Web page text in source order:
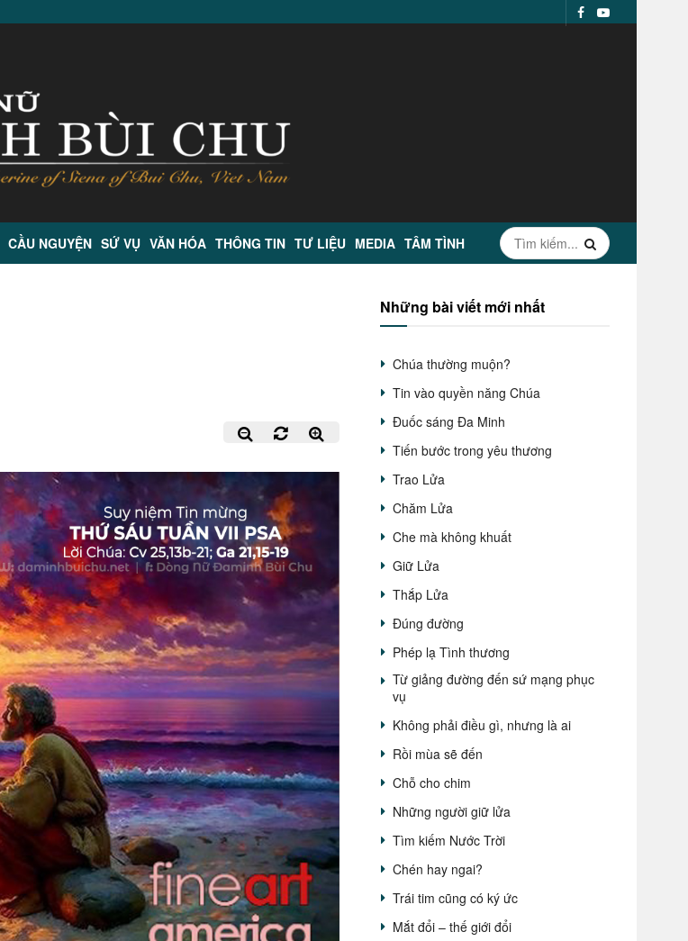
CẦU NGUYỆN SỨ VỤ VĂN HÓA THÔNG TIN TƯ LIỆU MEDIA TÂM TÌNH
Những bài viết mới nhất
Chúa thường muộn?
Tin vào quyền năng Chúa
Đuốc sáng Đa Minh
Tiến bước trong yêu thương
Trao Lửa
Chăm Lửa
Che mà không khuất
Giữ Lửa
Thắp Lửa
Đúng đường
Phép lạ Tình thương
Từ giảng đường đến sứ mạng phục
vụ
Không phải điều gì, nhưng là ai
Rồi mùa sẽ đến
Chỗ cho chim
Những người giữ lửa
Tìm kiếm Nước Trời
Chén hay ngai?
Trái tim cũng có ký ức
Mắt đổi – thế giới đổi